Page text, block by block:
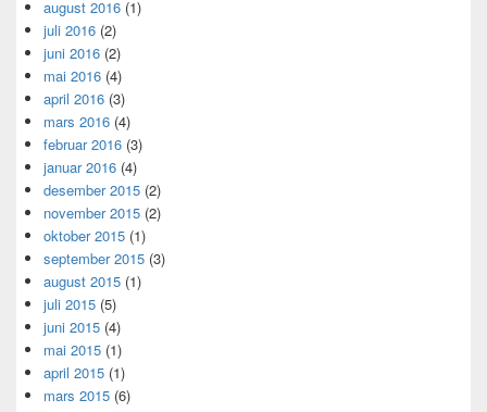
august 2016 (1)
juli 2016 (2)
juni 2016 (2)
mai 2016 (4)
april 2016 (3)
mars 2016 (4)
februar 2016 (3)
januar 2016 (4)
desember 2015 (2)
november 2015 (2)
oktober 2015 (1)
september 2015 (3)
august 2015 (1)
juli 2015 (5)
juni 2015 (4)
mai 2015 (1)
april 2015 (1)
mars 2015 (6)